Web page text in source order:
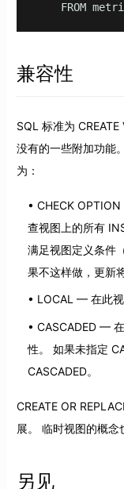
FROM
兼容性
SQL 标准为
没有的一些附加功能
为：
CHECK
查视图上的所有
满足视图定义条件
果不这样做，更新
LOCAL — 在此视
CASCADED —
性。 如果未指定
CASCADED。
CREATE OR
展。 临时视图的概念
另见